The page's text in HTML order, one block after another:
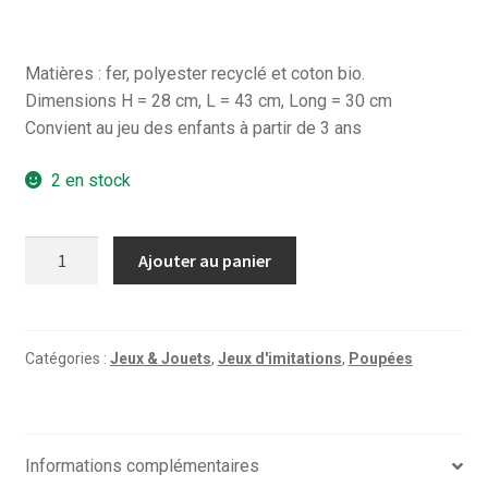
Matières : fer, polyester recyclé et coton bio.
Dimensions H = 28 cm, L = 43 cm, Long = 30 cm
Convient au jeu des enfants à partir de 3 ans
2 en stock
-
Ajouter au panier
Catégories : Jeux & Jouets, Jeux d'imitations, Poupées
Informations complémentaires